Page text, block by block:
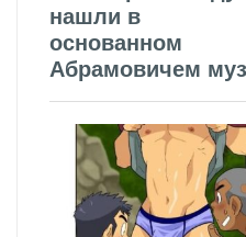
нашли в
основанном
Абрамовичем